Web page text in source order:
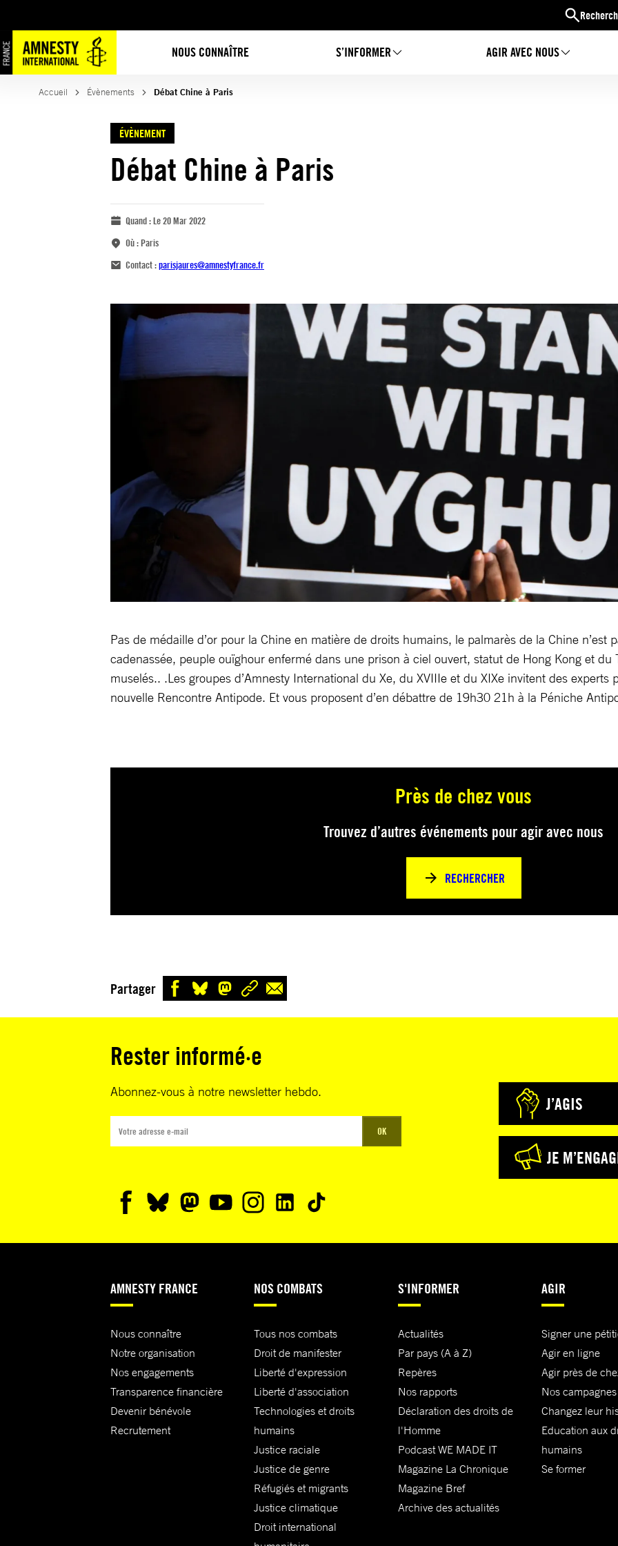
NOUS CONNAÎTRE S’INFORMER AGIR AVEC NOUS
Accueil Évènements Débat Chine à Paris
ÉVÈNEMENT
Débat Chine à Paris
Quand :Le 20 Mar 2022
Où :Paris
Contact :parisjaures@amnestyfrance.fr
Pas de médaille d’or pour la Chine en matière de droits humains, le palmarès de la Chine n’est
cadenassée, peuple ouïghour enfermé dans une prison à ciel ouvert, statut de Hong Kong et du
muselés.. .Les groupes d’Amnesty International du Xe, du XVIIIe et du XIXe invitent des experts
nouvelle Rencontre Antipode. Et vous proposent d’en débattre de 19h30 21h à la Péniche
Près de chez vous
Trouvez d’autres événements pour agir avec nous
RECHERCHER
Partager
Rester informé·e
Abonnez-vous à notre newsletter hebdo.
OK
J’AGIS
JE
AMNESTY FRANCE
Nous connaître
Notre organisation
Nos engagements
Transparence financière
Devenir bénévole
Recrutement
NOS COMBATS
Tous nos combats
Droit de manifester
Liberté d'expression
Liberté d'association
Technologies et droits
humains
Justice raciale
Justice de genre
Réfugiés et migrants
Justice climatique
Droit international
S'INFORMER
Actualités
Par pays (A à Z)
Repères
Nos rapports
Déclaration des droits de
l'Homme
Podcast WE MADE IT
Magazine La Chronique
Magazine Bref
Archive des actualités
AGIR
Signer une
Agir en ligne
Agir près de
Nos campagnes
Changez leur
Education aux
humains
Se former